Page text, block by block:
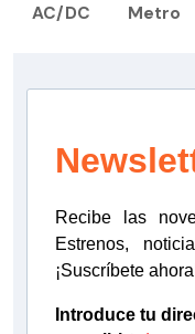
AC/DC Metro
Recibe las
Estrenos,
¡Suscríbete
Introduce tu